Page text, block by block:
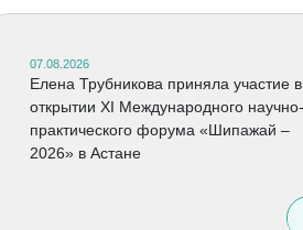
07.08.2026
Елена Трубникова приняла участие в
открытии XI Международного научно-
практического форума «Шипажай –
2026» в Астане